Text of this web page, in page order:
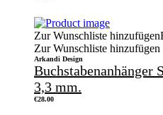
Zur Wunschliste hinzufügen
Zur Wunschliste hinzufügen
Arkandi Design
Buchstabenanhänger
3,3 mm.
€28.00